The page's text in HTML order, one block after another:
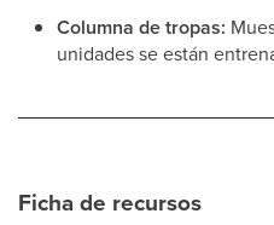
Columna de tropas:
unidades se están
Ficha de recursos